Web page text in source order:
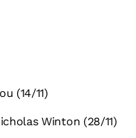
(14/11)
Winton (28/11)